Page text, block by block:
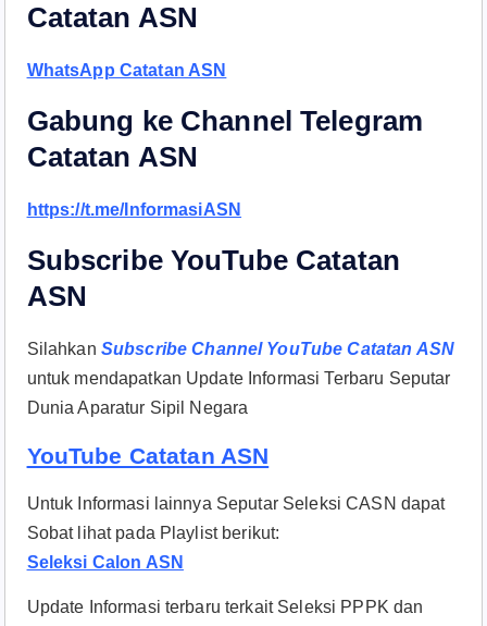
Catatan ASN
WhatsApp Catatan ASN
Gabung ke Channel Telegram
Catatan ASN
https://t.me/InformasiASN
Subscribe YouTube Catatan
ASN
Silahkan Subscribe Channel YouTube Catatan ASN
untuk mendapatkan Update Informasi Terbaru Seputar
Dunia Aparatur Sipil Negara
YouTube Catatan ASN
Untuk Informasi lainnya Seputar Seleksi CASN dapat
Sobat lihat pada Playlist berikut:
Seleksi Calon ASN
Update Informasi terbaru terkait Seleksi PPPK dan